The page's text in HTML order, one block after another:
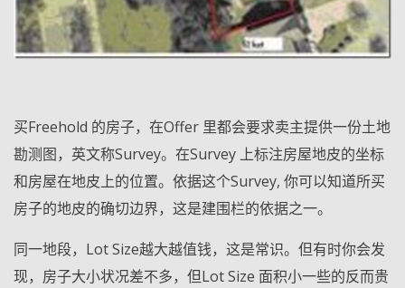
买Freehold 的房子，在Offer 里都会要求卖主提供一份土地
勘测图，英文称Survey。在Survey 上标注房屋地皮的坐标
和房屋在地皮上的位置。依据这个Survey, 你可以知道所买
房子的地皮的确切边界，这是建围栏的依据之一。
同一地段，Lot Size越大越值钱，这是常识。但有时你会发
现，房子大小状况差不多，但Lot Size 面积小一些的反而贵